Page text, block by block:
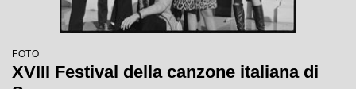
FOTO
XVIII Festival della canzone italiana di